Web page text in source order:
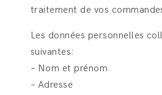
traitement de vos
Les données personnelles
suivantes:
– Nom et prénom
– Adresse